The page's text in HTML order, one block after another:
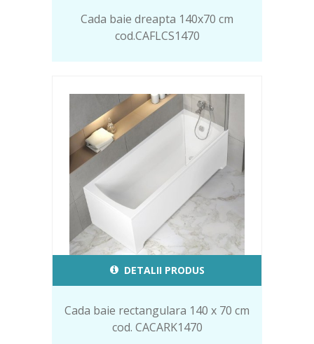
Cada baie dreapta 140x70 cm
cod.CAFLCS1470
DETALII PRODUS
Cada baie rectangulara 140 x 70 cm
cod. CACARK1470